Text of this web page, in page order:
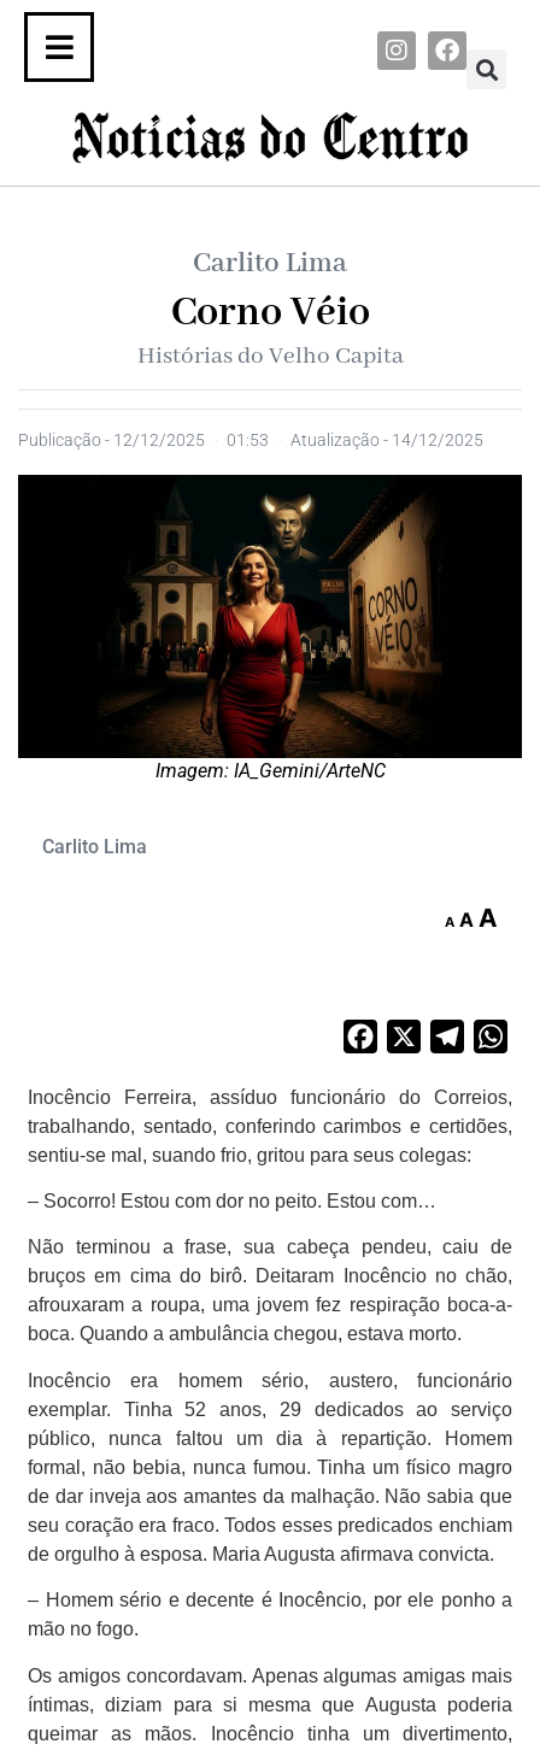
Carlito Lima
Corno Véio
Histórias do Velho Capita
Publicação - 12/12/2025 01:53 Atualização - 14/12/2025
Imagem: IA_Gemini/ArteNC
Carlito Lima
A A A
Facebook
Inocêncio Ferreira, assíduo funcionário do Correios,
trabalhando, sentado, conferindo carimbos e certidões,
sentiu-se mal, suando frio, gritou para seus colegas:
– Socorro! Estou com dor no peito. Estou com…
Não terminou a frase, sua cabeça pendeu, caiu de
bruços em cima do birô. Deitaram Inocêncio no chão,
afrouxaram a roupa, uma jovem fez respiração boca-a-
boca. Quando a ambulância chegou, estava morto.
Inocêncio era homem sério, austero, funcionário
exemplar. Tinha 52 anos, 29 dedicados ao serviço
público, nunca faltou um dia à repartição. Homem
formal, não bebia, nunca fumou. Tinha um físico magro
de dar inveja aos amantes da malhação. Não sabia que
seu coração era fraco. Todos esses predicados enchiam
de orgulho à esposa. Maria Augusta afirmava convicta.
– Homem sério e decente é Inocêncio, por ele ponho a
mão no fogo.
Os amigos concordavam. Apenas algumas amigas mais
íntimas, diziam para si mesma que Augusta poderia
queimar as mãos. Inocêncio tinha um divertimento,